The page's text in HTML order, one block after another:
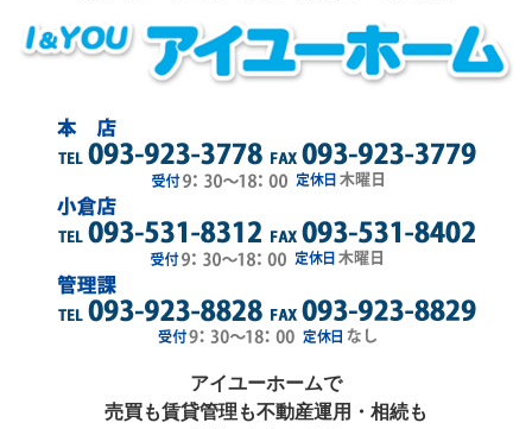
アイユーホームで
売買も賃貸管理も不動産運用・相続も